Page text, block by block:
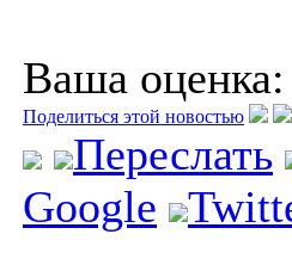
Ваша оценка:
Поделиться этой новостью
Переслать
Google